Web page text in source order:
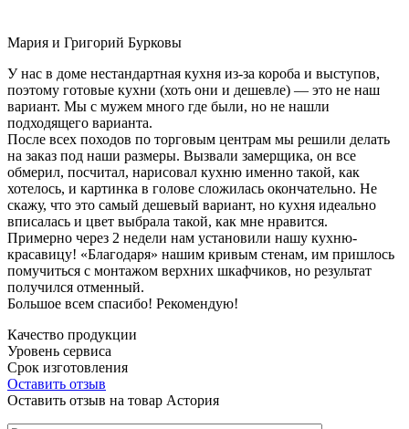
Мария и Григорий Бурковы
У нас в доме нестандартная кухня из-за короба и выступов,
поэтому готовые кухни (хоть они и дешевле) — это не наш
вариант. Мы с мужем много где были, но не нашли
подходящего варианта.
После всех походов по торговым центрам мы решили делать
на заказ под наши размеры. Вызвали замерщика, он все
обмерил, посчитал, нарисовал кухню именно такой, как
хотелось, и картинка в голове сложилась окончательно. Не
скажу, что это самый дешевый вариант, но кухня идеально
вписалась и цвет выбрала такой, как мне нравится.
Примерно через 2 недели нам установили нашу кухню-
красавицу! «Благодаря» нашим кривым стенам, им пришлось
помучиться с монтажом верхних шкафчиков, но результат
получился отменный.
Большое всем спасибо! Рекомендую!
Качество продукции
Уровень сервиса
Срок изготовления
Оставить отзыв
Оставить отзыв на товар Астория